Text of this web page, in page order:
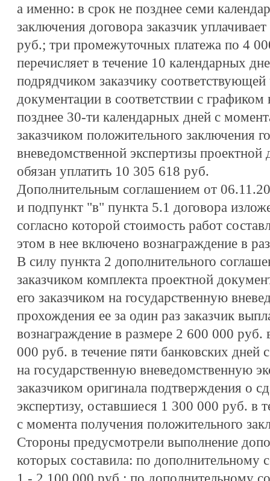
а именно: в срок не позднее семи
заключения договора заказчик
руб.; три промежуточных платежа по 4
перечисляет в течение 10 календарных
подрядчиком заказчику соответствующей
документации в соответствии с
позднее 30-ти календарных дней с
заказчиком положительного заключения
вневедомственной экспертизы проектной
обязан уплатить 10 305 618 руб.
Дополнительным соглашением от
и подпункт "в" пункта 5.1 договора
согласно которой стоимость работ
этом в нее включено вознаграждение в
В силу пункта 2 дополнительного
заказчиком комплекта проектной
его заказчиком на государственную
прохождения ее за один раз заказчик
вознаграждение в размере 2 600 000
000 руб. в течение пяти банковских дней
на государственную вневедомственную
заказчиком оригинала подтверждения о
экспертизу, оставшиеся 1 300 000 руб. в
с момента получения положительного
Стороны предусмотрели выполнение
которых составила: по